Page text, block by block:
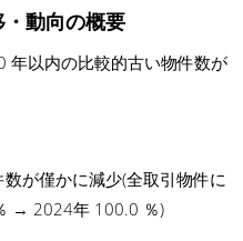
動向の概要
年以内の比較的古い物件数が
が僅かに減少(全取引物件に
→ 2024年 100.0 ％)